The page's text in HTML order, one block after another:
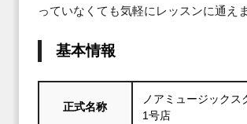
っていなくても気軽にレッスンに通えま
基本情報
正式名称
ノアミュージックス
1号店